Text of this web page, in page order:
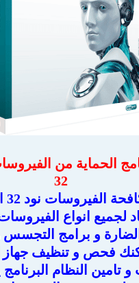
الحماية من
32
لجميع انواع
و برامج التجسس
فحص و تنظيف جهاز
و تامين النظام